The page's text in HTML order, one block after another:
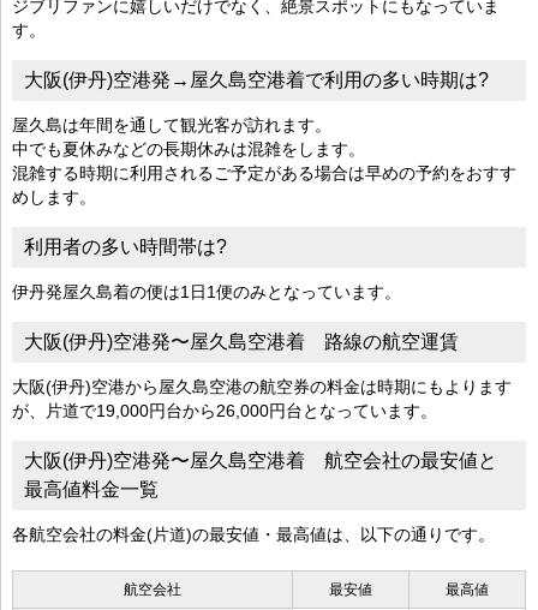
ジブリファンに嬉しいだけでなく、絶景スポットにもなっていま
す。
大阪(伊丹)空港発→屋久島空港着で利用の多い時期は?
屋久島は年間を通して観光客が訪れます。
中でも夏休みなどの長期休みは混雑をします。
混雑する時期に利用されるご予定がある場合は早めの予約をおすす
めします。
利用者の多い時間帯は?
伊丹発屋久島着の便は1日1便のみとなっています。
大阪(伊丹)空港発〜屋久島空港着 路線の航空運賃
大阪(伊丹)空港から屋久島空港の航空券の料金は時期にもよります
が、片道で19,000円台から26,000円台となっています。
大阪(伊丹)空港発〜屋久島空港着 航空会社の最安値と
最高値料金一覧
各航空会社の料金(片道)の最安値・最高値は、以下の通りです。
航空会社 最安値 最高値